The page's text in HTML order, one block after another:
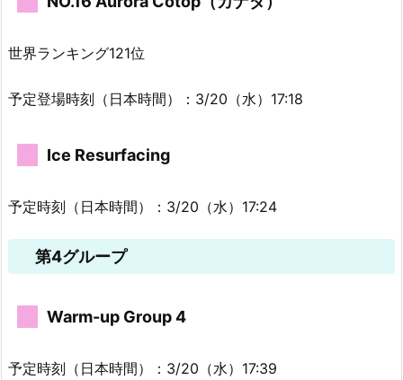
世界ランキング121位
予定登場時刻（日本時間）：3/20（水）17:18
Ice Resurfacing
予定時刻（日本時間）：3/20（水）17:24
第4グループ
Warm-up Group 4
予定時刻（日本時間）：3/20（水）17:39